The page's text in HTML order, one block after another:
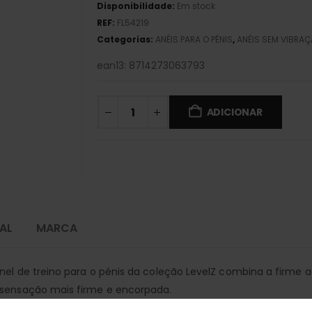
Disponibilidade: Em stock
REF: FL54219
Categorias: ANÉIS PARA O PÉNIS, ANÉIS SEM
ean13: 8714273063793
ADICIONAR
MARCA
de treino para o pénis da coleção LevelZ combina a
mais firme e encorpada.